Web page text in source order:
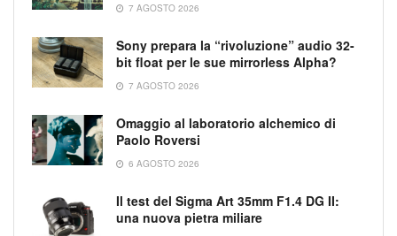
7 AGOSTO 2026
Sony prepara la “rivoluzione” audio 32-
bit float per le sue mirrorless Alpha?
7 AGOSTO 2026
Omaggio al laboratorio alchemico di
Paolo Roversi
6 AGOSTO 2026
Il test del Sigma Art 35mm F1.4 DG II:
una nuova pietra miliare